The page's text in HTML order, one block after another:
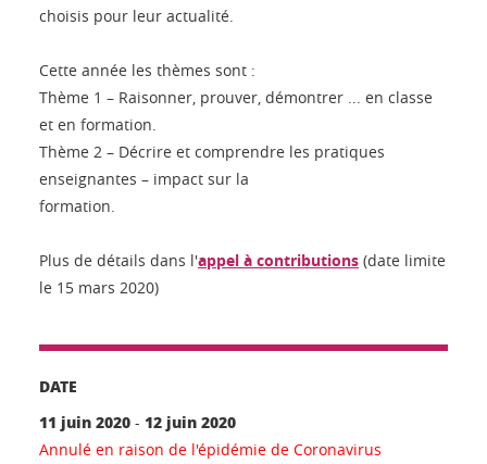
choisis pour leur actualité.
Cette année les thèmes sont :
Thème 1 – Raisonner, prouver, démontrer ... en classe
et en formation.
Thème 2 – Décrire et comprendre les pratiques
enseignantes – impact sur la
formation.
Plus de détails dans l'appel à contributions (date limite
le 15 mars 2020)
DATE
11 juin 2020 - 12 juin 2020
Annulé en raison de l'épidémie de Coronavirus